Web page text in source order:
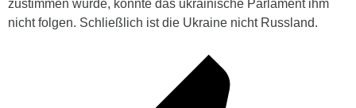
zustimmen würde, könnte das ukrainische Parlament ihm
nicht folgen. Schließlich ist die Ukraine nicht Russland.